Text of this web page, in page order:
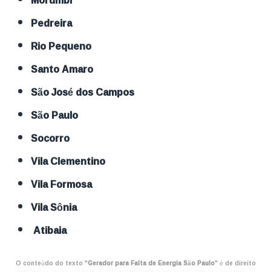
Pedreira
Rio Pequeno
Santo Amaro
São José dos Campos
São Paulo
Socorro
Vila Clementino
Vila Formosa
Vila Sônia
Atibaia
O conteúdo do texto "Gerador para Falta de Energia São Paulo" é de direito